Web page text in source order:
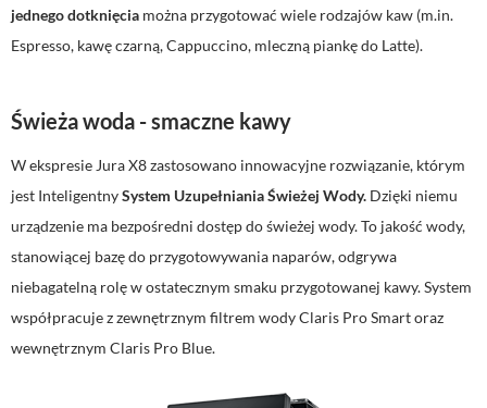
jednego dotknięcia można przygotować wiele rodzajów kaw (m.in.
Espresso, kawę czarną, Cappuccino, mleczną piankę do Latte).
Świeża woda - smaczne kawy
W ekspresie Jura X8 zastosowano innowacyjne rozwiązanie, którym
jest InteligentnySystem Uzupełniania Świeżej Wody. Dzięki niemu
urządzenie ma bezpośredni dostęp do świeżej wody. To jakość wody,
stanowiącej bazę do przygotowywania naparów, odgrywa
niebagatelną rolę w ostatecznym smaku przygotowanej kawy. System
współpracuje z zewnętrznym filtrem wody Claris Pro Smart oraz
wewnętrznym Claris Pro Blue.